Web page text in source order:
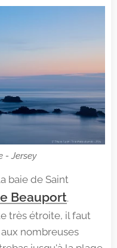
- Jersey
baie de Saint
Beauport.
très étroite, il faut
nombreuses